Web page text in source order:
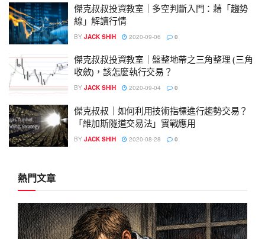
傑克叔叔投資教室｜多空判斷入門：藉「趨勢
線」解讀行情
BY JACK SHIH 2020-09-06 0
傑克叔叔投資教室｜盤整地帶之三角整理 (三角
收斂)，該怎麼執行交易？
BY JACK SHIH 2020-09-04 0
傑克叔叔｜如何利用技術指標進行趨勢交易？
「維加斯隧道交易法」實戰應用
BY JACK SHIH 2020-08-28 0
熱門文章